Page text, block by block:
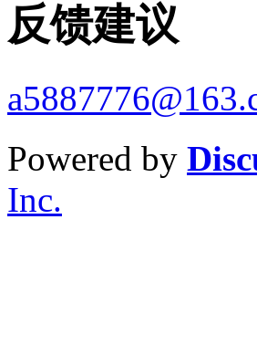
反馈建议
Powered by
Inc.